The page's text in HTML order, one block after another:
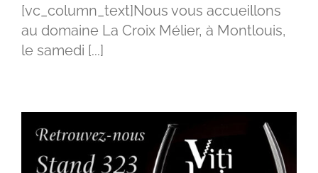
[vc_column_text]Nous vous accueillons
au domaine La Croix Mélier, à Montlouis,
le samedi [...]